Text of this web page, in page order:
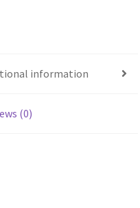
information
(0)